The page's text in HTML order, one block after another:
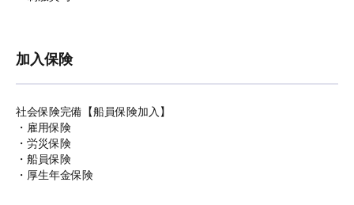
加入保険
社会保険完備【船員保険加入】
・雇用保険
・労災保険
・船員保険
・厚生年金保険